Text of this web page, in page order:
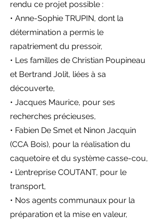
rendu ce projet possible :
• Anne-Sophie TRUPIN, dont la
détermination a permis le
rapatriement du pressoir,
• Les familles de Christian Poupineau
et Bertrand Jolit, liées à sa
découverte,
• Jacques Maurice, pour ses
recherches précieuses,
• Fabien De Smet et Ninon Jacquin
(CCA Bois), pour la réalisation du
caquetoire et du système casse-cou,
• L’entreprise COUTANT, pour le
transport,
• Nos agents communaux pour la
préparation et la mise en valeur,